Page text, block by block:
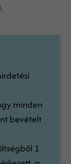
minden
bevételt
1